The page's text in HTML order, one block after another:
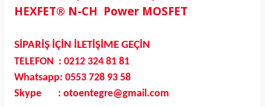
HEXFET® N-CH Power MOSFET
SİPARİŞ İÇİN İLETİŞİME GEÇİN
TELEFON : 0212 324 81 81
Whatsapp: 0553 728 93 58
Skype : otoentegre@gmail.com